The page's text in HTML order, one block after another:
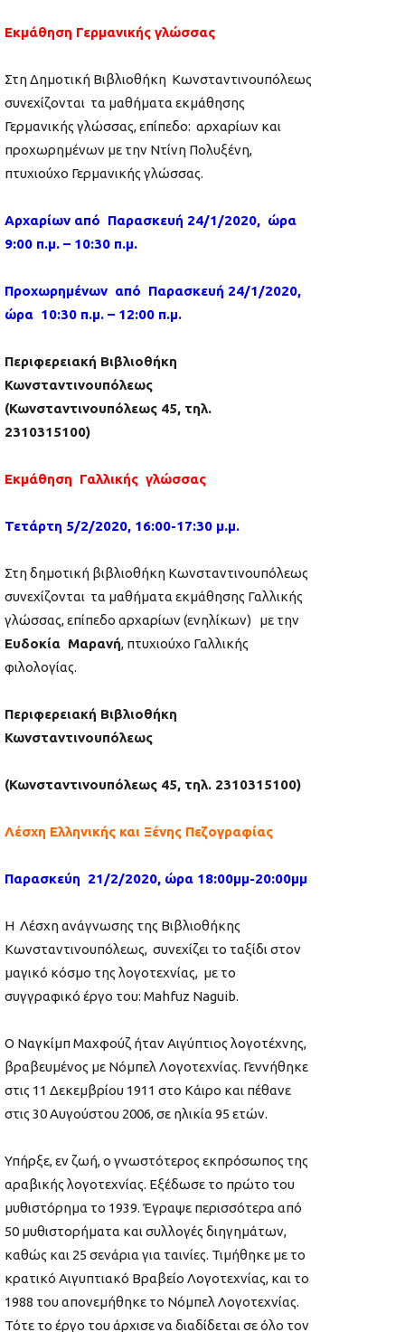
Εκμάθηση Γερμανικής γλώσσας
Στη Δημοτική Βιβλιοθήκη Κωνσταντινουπόλεως
συνεχίζονται τα μαθήματα εκμάθησης
Γερμανικής γλώσσας, επίπεδο: αρχαρίων και
προχωρημένων με την Ντίνη Πoλυξένη,
πτυχιούχο Γερμανικής γλώσσας.
Αρχαρίων από Παρασκευή 24/1/2020, ώρα
9:00 π.μ. – 10:30 π.μ.
Προχωρημένων από Παρασκευή 24/1/2020,
ώρα 10:30 π.μ. – 12:00 π.μ.
Περιφερειακή Βιβλιοθήκη
Κωνσταντινουπόλεως
(Κωνσταντινουπόλεως 45, τηλ.
2310315100)
Εκμάθηση Γαλλικής γλώσσας
Τετάρτη 5/2/2020, 16:00-17:30 μ.μ.
Στη δημοτική βιβλιοθήκη Κωνσταντινουπόλεως
συνεχίζονται τα μαθήματα εκμάθησης Γαλλικής
γλώσσας, επίπεδο αρχαρίων (ενηλίκων) με την
Ευδοκία Μαρανή, πτυχιούχο Γαλλικής
φιλολογίας.
Περιφερειακή Βιβλιοθήκη
Κωνσταντινουπόλεως
(Κωνσταντινουπόλεως 45, τηλ. 2310315100)
Λέσχη Ελληνικής και Ξένης Πεζογραφίας
Παρασκεύη 21/2/2020, ώρα 18:00μμ-20:00μμ
H Λέσχη ανάγνωσης της Βιβλιοθήκης
Κωνσταντινουπόλεως, συνεχίζει το ταξίδι στον
μαγικό κόσμο της λογοτεχνίας, με τo
συγγραφικό έργο του: Mahfuz Naguib.
Ο Ναγκίμπ Μαχφούζ ήταν Αιγύπτιος λογοτέχνης,
βραβευμένος με Νόμπελ Λογοτεχνίας. Γεννήθηκε
στις 11 Δεκεμβρίου 1911 στο Κάιρο και πέθανε
στις 30 Αυγούστου 2006, σε ηλικία 95 ετών.
Υπήρξε, εν ζωή, ο γνωστότερος εκπρόσωπος της
αραβικής λογοτεχνίας. Εξέδωσε το πρώτο του
μυθιστόρημα το 1939. Έγραψε περισσότερα από
50 μυθιστορήματα και συλλογές διηγημάτων,
καθώς και 25 σενάρια για ταινίες. Τιμήθηκε με το
κρατικό Αιγυπτιακό Βραβείο Λογοτεχνίας, και το
1988 του απονεμήθηκε το Νόμπελ Λογοτεχνίας.
Τότε το έργο του άρχισε να διαδίδεται σε όλο τον